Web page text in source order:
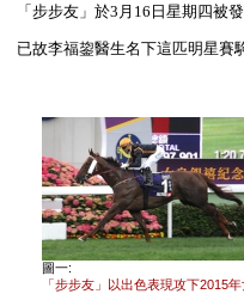
「步步友」於3月16日星期四被
已故李福鋆醫生名下這匹明星賽
圖一:
「步步友」以出色表現攻下2015年